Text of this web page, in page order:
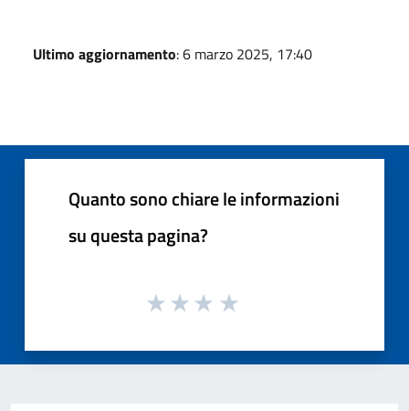
Ultimo aggiornamento: 6 marzo 2025, 17:40
Quanto sono chiare le informazioni
su questa pagina?